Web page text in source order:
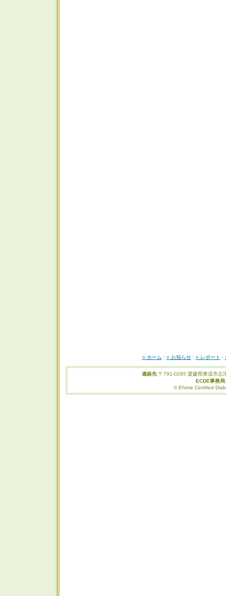
» ホーム | » お知らせ| » レポート |
連絡先 〒791-0295 愛媛県東温市志
ECDE事務
© Ehime Certified